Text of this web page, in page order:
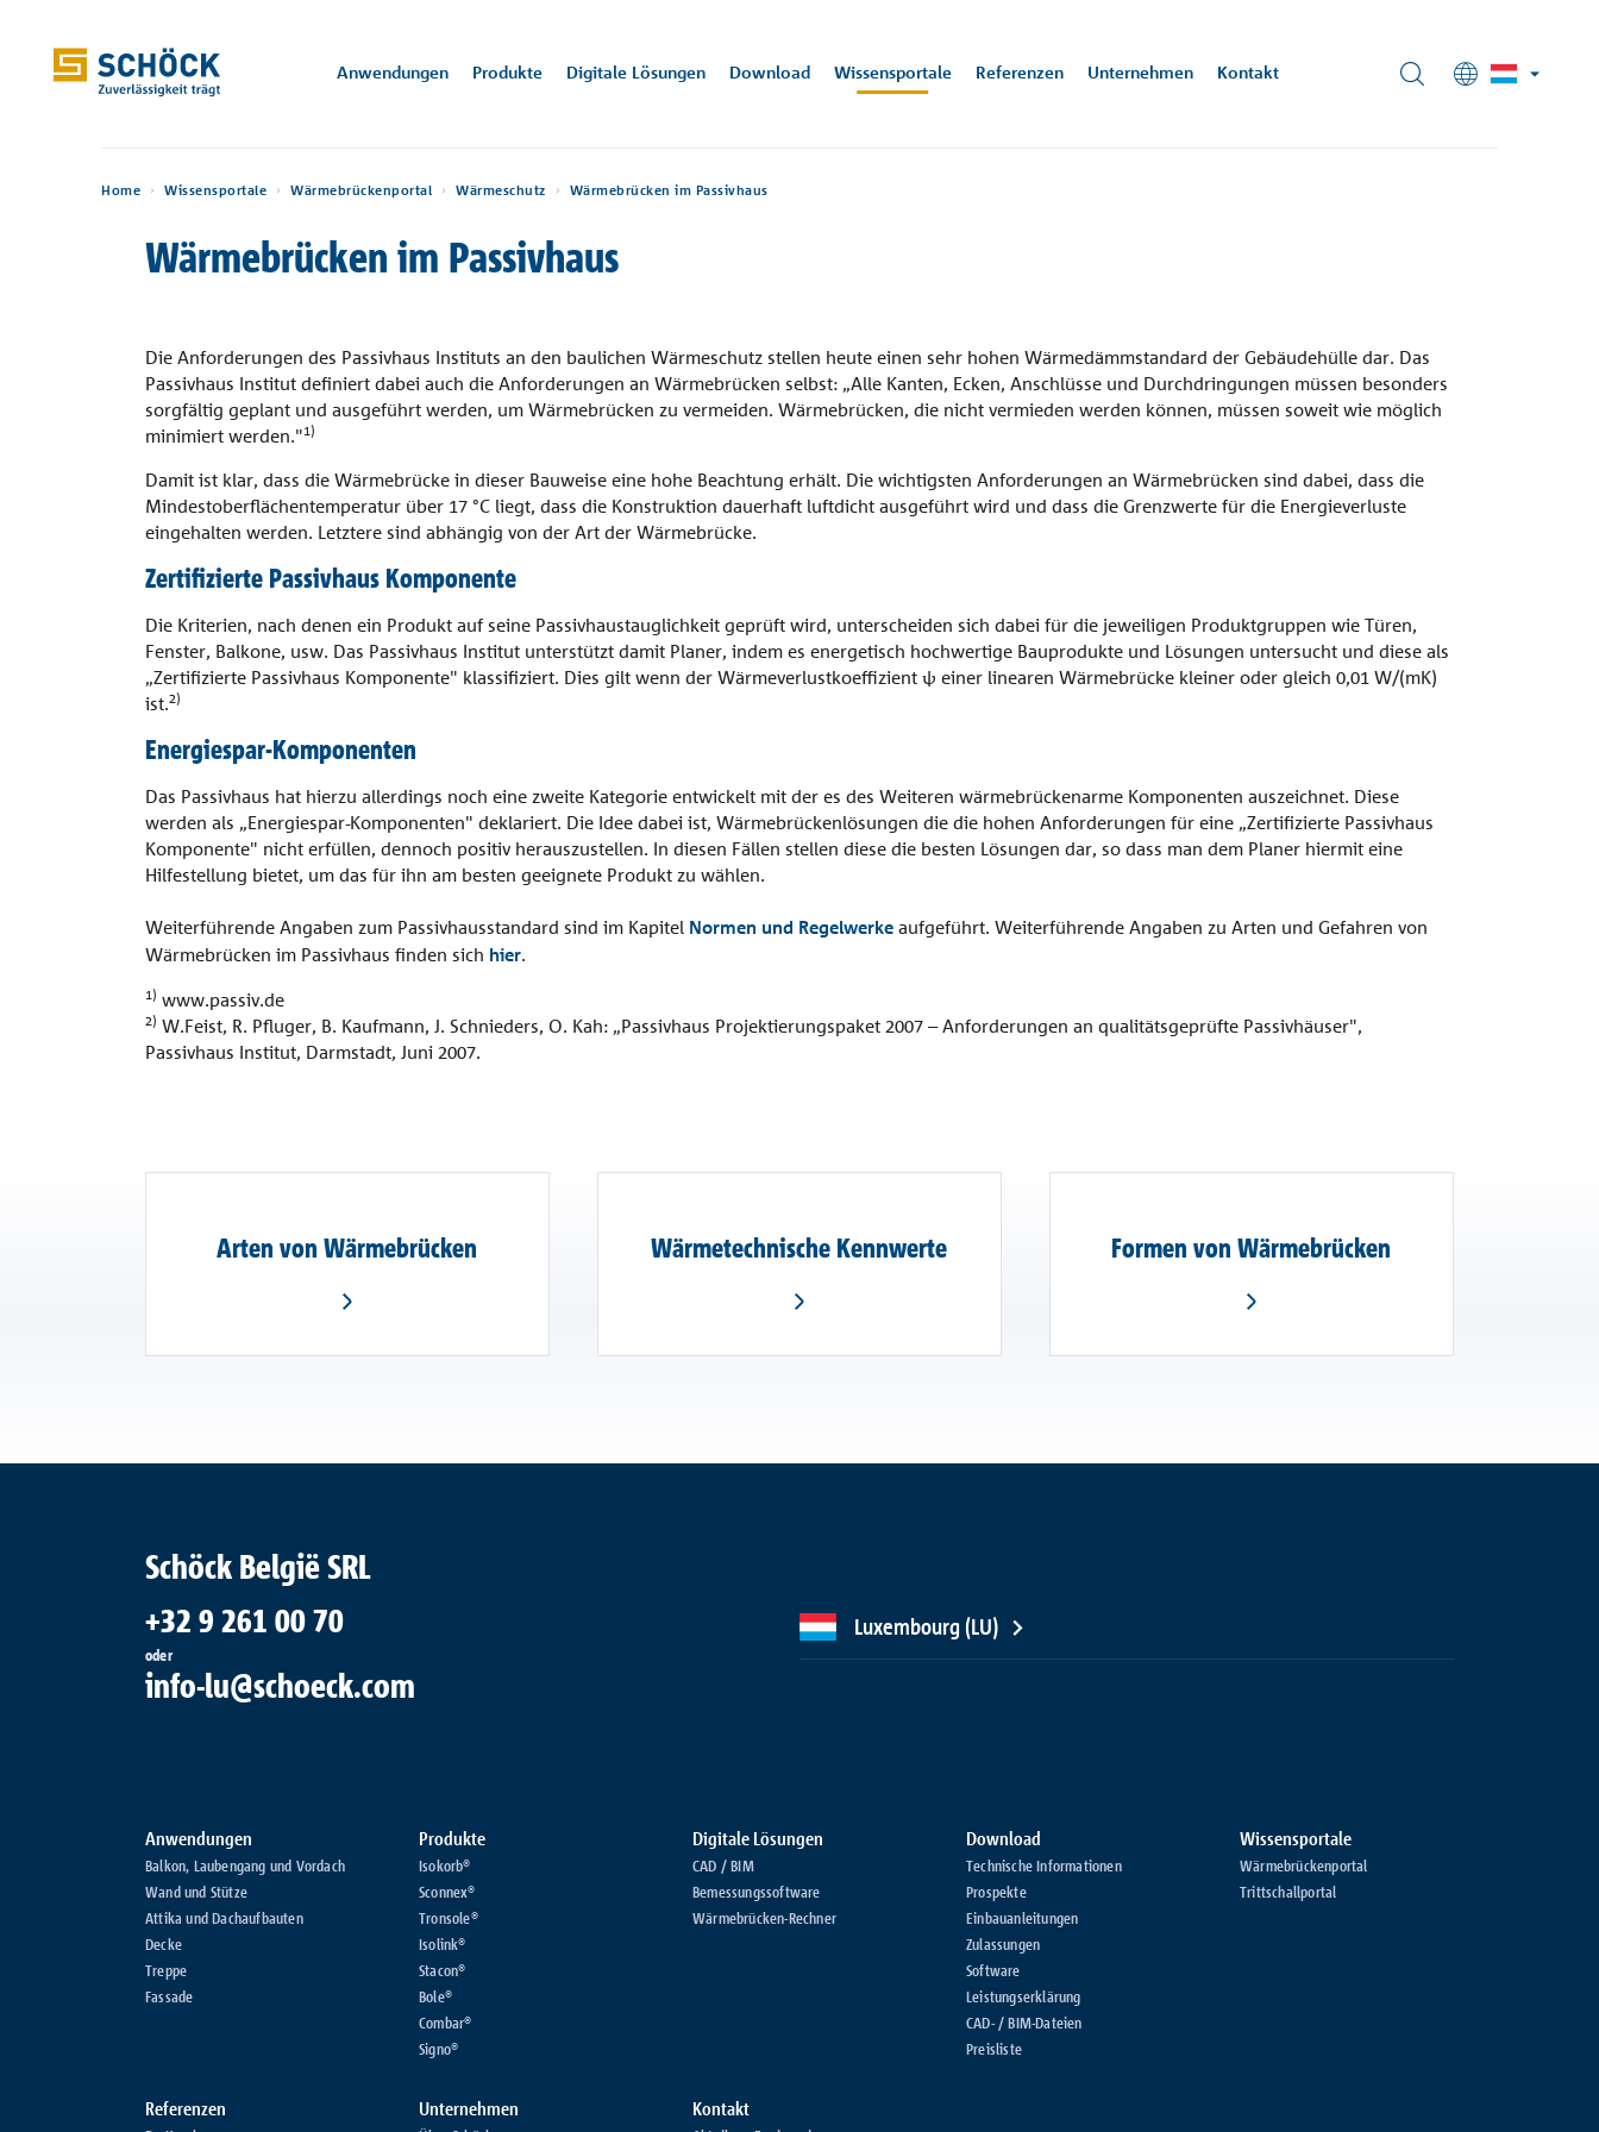
Wissensportale
Anwendungen
Anwendungen
Balkon, Laubengang und
Vordach
Wand und Stütze Attika und Dachaufbauten Decke Treppe Fassade
Produkte
Isokorb®
Tronsole®
Isolink®
Stacon®
Combar®
Signo®
Wärmedämmung
Digitale Lösungen
CAD / BIM
Wärmebrücken-Rechner
Konstruktion
Download
Technische
Informationen
Einbauanleitungen
Zulassungen
Software
CAD- / BIM-Dateien
Preisliste
Wissensportale
Wärmebrückenportal
Wissensportale
Anwendungsbeispielen und Produktlösungen.
Referenzen
Referenzen
Gand, BE Stutensee, DE Hamburg, DE Köln, DE
alle Referenzen
Unternehmen
Über Schöck
Zertifikate und
Auszeichnungen
Unternehmen
über das Unternehmen.
Kontakt
Abteilung Engineering
Vertrieb
Abteilung Vertriebs-
Support
Bauservice
Kerkstraat 108
Home Wissensportale Wärmebrückenportal Wärmeschutz Wärmebrücken im Passivhaus
Wärmebrücken im Passivhaus
Die Anforderungen des Passivhaus Instituts an den baulichen Wärmeschutz stellen heute einen sehr hohen Wärmedämmstandard der Gebäudehülle dar. Das
Passivhaus Institut definiert dabei auch die Anforderungen an Wärmebrücken selbst: „Alle Kanten, Ecken, Anschlüsse und Durchdringungen müssen besonders
sorgfältig geplant und ausgeführt werden, um Wärmebrücken zu vermeiden. Wärmebrücken, die nicht vermieden werden können, müssen soweit wie möglich
minimiert werden."1)
Damit ist klar, dass die Wärmebrücke in dieser Bauweise eine hohe Beachtung erhält. Die wichtigsten Anforderungen an Wärmebrücken sind dabei, dass die
Mindestoberflächentemperatur über 17 °C liegt, dass die Konstruktion dauerhaft luftdicht ausgeführt wird und dass die Grenzwerte für die Energieverluste
eingehalten werden. Letztere sind abhängig von der Art der Wärmebrücke.
Zertifizierte Passivhaus Komponente
Die Kriterien, nach denen ein Produkt auf seine Passivhaustauglichkeit geprüft wird, unterscheiden sich dabei für die jeweiligen Produktgruppen wie Türen,
Fenster, Balkone, usw. Das Passivhaus Institut unterstützt damit Planer, indem es energetisch hochwertige Bauprodukte und Lösungen untersucht und diese als
„Zertifizierte Passivhaus Komponente" klassifiziert. Dies gilt wenn der Wärmeverlustkoeffizient ψ einer linearen Wärmebrücke kleiner oder gleich 0,01 W/(mK)
ist.2)
Energiespar-Komponenten
Das Passivhaus hat hierzu allerdings noch eine zweite Kategorie entwickelt mit der es des Weiteren wärmebrückenarme Komponenten auszeichnet. Diese
werden als „Energiespar-Komponenten" deklariert. Die Idee dabei ist, Wärmebrückenlösungen die die hohen Anforderungen für eine „Zertifizierte Passivhaus
Komponente" nicht erfüllen, dennoch positiv herauszustellen. In diesen Fällen stellen diese die besten Lösungen dar, so dass man dem Planer hiermit eine
Hilfestellung bietet, um das für ihn am besten geeignete Produkt zu wählen.
Weiterführende Angaben zum Passivhausstandard sind im Kapitel Normen und Regelwerke aufgeführt. Weiterführende Angaben zu Arten und Gefahren von
Wärmebrücken im Passivhaus finden sich hier.
1) www.passiv.de
2) W.Feist, R. Pfluger, B. Kaufmann, J. Schnieders, O. Kah: „Passivhaus Projektierungspaket 2007 – Anforderungen an qualitätsgeprüfte Passivhäuser",
Passivhaus Institut, Darmstadt, Juni 2007.
Arten von Wärmebrücken Wärmetechnische Kennwerte Formen von Wärmebrücken
Schöck België SRL
+32 9 261 00 70
oder
info-lu@schoeck.com
Luxembourg (LU)
Anwendungen
Balkon, Laubengang und Vordach
Wand und Stütze
Attika und Dachaufbauten
Decke
Treppe
Fassade
Produkte
Isokorb®
Sconnex®
Tronsole®
Isolink®
Stacon®
Bole®
Combar®
Signo®
Digitale Lösungen
CAD / BIM
Bemessungssoftware
Wärmebrücken-Rechner
Download
Technische Informationen
Prospekte
Einbauanleitungen
Zulassungen
Software
Leistungserklärung
CAD- / BIM-Dateien
Preisliste
Wissensportale
Wärmebrückenportal
Trittschallportal
Referenzen Unternehmen Kontakt